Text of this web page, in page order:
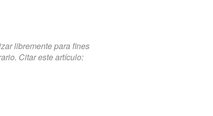
libremente para fines
Citar este artículo: